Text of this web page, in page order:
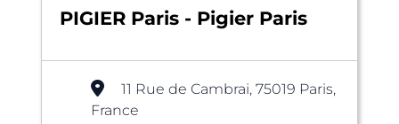
PIGIER Paris - Pigier Paris
11 Rue de Cambrai, 75019 Paris,
France